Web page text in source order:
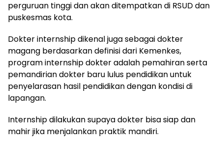
perguruan tinggi dan akan ditempatkan di RSUD dan
puskesmas kota.
Dokter internship dikenal juga sebagai dokter
magang berdasarkan definisi dari Kemenkes,
program internship dokter adalah pemahiran serta
pemandirian dokter baru lulus pendidikan untuk
penyelarasan hasil pendidikan dengan kondisi di
lapangan.
Internship dilakukan supaya dokter bisa siap dan
mahir jika menjalankan praktik mandiri.